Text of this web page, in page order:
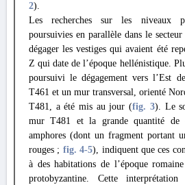
2).
Les recherches sur les niveaux
poursuivies en parallèle dans le
dégager les vestiges qui avaient été
Z qui date de l’époque hellénistique.
poursuivi le dégagement vers l’Est
T461 et un mur transversal, orienté
T481, a été mis au jour (fig. 3). Le
mur T481 et la grande quantité de
amphores (dont un fragment portant
rouges ; fig. 4-5), indiquent que ces
à des habitations de l’époque
protobyzantine. Cette